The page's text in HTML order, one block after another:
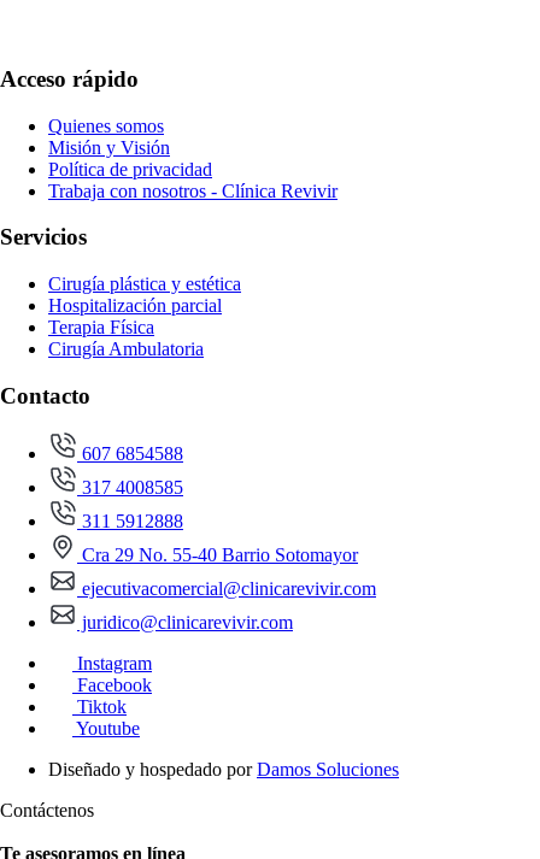
Acceso rápido
Quienes somos
Misión y Visión
Política de privacidad
Trabaja con nosotros - Clínica Revivir
Servicios
Cirugía plástica y estética
Hospitalización parcial
Terapia Física
Cirugía Ambulatoria
Contacto
607 6854588
317 4008585
311 5912888
Cra 29 No. 55-40 Barrio Sotomayor
ejecutivacomercial@clinicarevivir.com
juridico@clinicarevivir.com
Instagram
Facebook
Tiktok
Youtube
Diseñado y hospedado porDamos Soluciones
Contáctenos
Te asesoramos en línea